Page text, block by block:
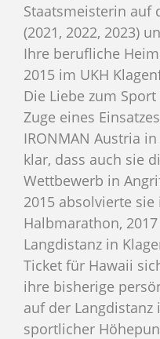
Staatsmeisterin auf
(2021, 2022, 2023)
Ihre berufliche
2015 im UKH
Die Liebe zum
Zuge eines
IRONMAN Austria
klar, dass auch sie
Wettbewerb in
2015 absolvierte
Halbmarathon,
Langdistanz in
Ticket für Hawaii
ihre bisherige
auf der Langdistanz
sportlicher